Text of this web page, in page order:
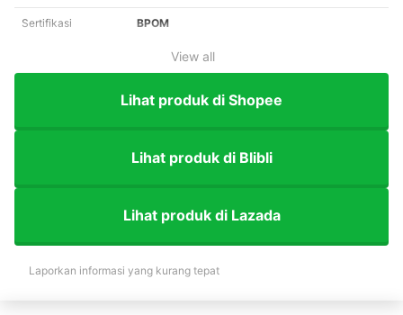
Sertifikasi BPOM
View all
Lihat produk di Shopee
Lihat produk di Blibli
Lihat produk di Lazada
Laporkan informasi yang kurang tepat